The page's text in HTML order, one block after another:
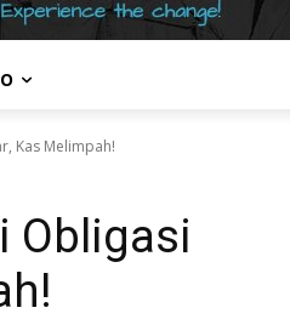
Kas Melimpah!
Obligasi